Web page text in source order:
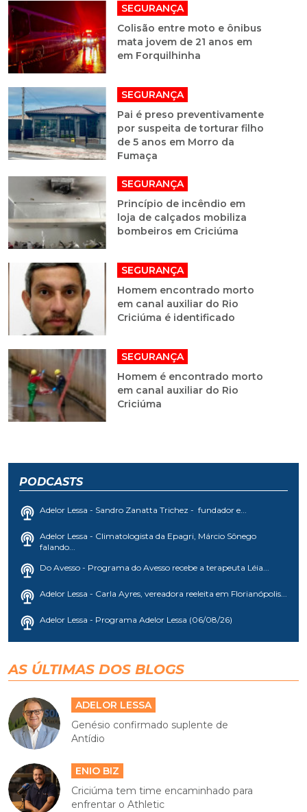
SEGURANÇA
Colisão entre moto e ônibus
mata jovem de 21 anos em
em Forquilhinha
SEGURANÇA
Pai é preso preventivamente
por suspeita de torturar filho
de 5 anos em Morro da
Fumaça
SEGURANÇA
Princípio de incêndio em
loja de calçados mobiliza
bombeiros em Criciúma
SEGURANÇA
Homem encontrado morto
em canal auxiliar do Rio
Criciúma é identificado
SEGURANÇA
Homem é encontrado morto
em canal auxiliar do Rio
Criciúma
PODCASTS
Adelor Lessa - Sandro Zanatta Trichez - fundador e...
Adelor Lessa - Climatologista da Epagri, Márcio Sônego
falando...
Do Avesso - Programa do Avesso recebe a terapeuta Léia...
Adelor Lessa - Carla Ayres, vereadora reeleita em Florianópolis...
Adelor Lessa - Programa Adelor Lessa (06/08/26)
AS ÚLTIMAS DOS BLOGS
ADELOR LESSA
Genésio confirmado suplente de
Antídio
ENIO BIZ
Criciúma tem time encaminhado para
enfrentar o Athletic